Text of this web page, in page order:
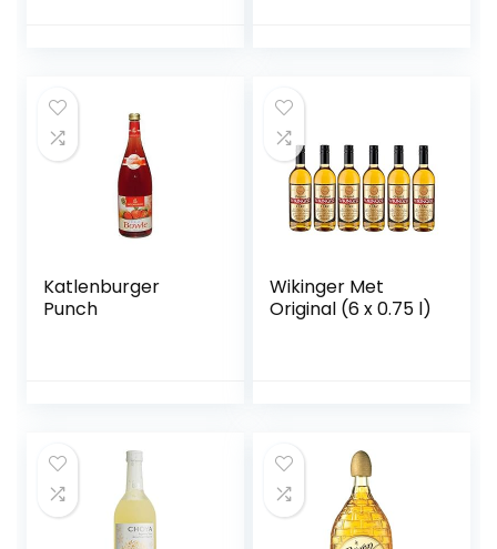
Katlenburger
Punch
Wikinger Met
Original (6 x 0.75 l)